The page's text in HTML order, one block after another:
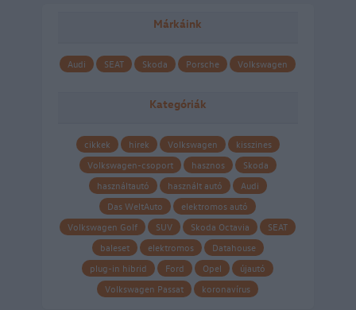
Márkáink
Audi SEAT Skoda Porsche Volkswagen
Kategóriák
cikkek hirek Volkswagen
kisszines
Volkswagen-csoport
hasznos
Skoda
használtautó
használt autó
Audi
Das WeltAuto
elektromos autó
Volkswagen Golf
SUV Skoda Octavia
SEAT
baleset
elektromos
Datahouse
plug-in hibrid
Ford Opel
újautó
Volkswagen Passat
koronavírus